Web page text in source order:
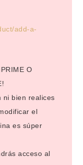
add-a-
O
ni bien realices
el
es súper
acceso al